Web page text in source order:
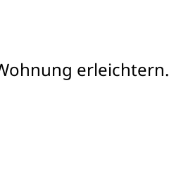
erleichtern.